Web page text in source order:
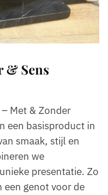
& Sens
– Met & Zonder
een basisproduct in
smaak, stijl en
we
presentatie. Zo
genot voor de